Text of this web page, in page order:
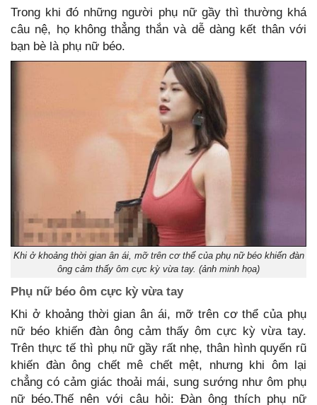
Trong khi đó những người phụ nữ gầy thì thường khá
câu nệ, họ không thẳng thắn và dễ dàng kết thân với
bạn bè là phụ nữ béo.
Khi ở khoảng thời gian ân ái, mỡ trên cơ thể của phụ nữ béo khiến đàn
ông cảm thấy ôm cực kỳ vừa tay. (ảnh minh họa)
Phụ nữ béo ôm cực kỳ vừa tay
Khi ở khoảng thời gian ân ái, mỡ trên cơ thể của phụ
nữ béo khiến đàn ông cảm thấy ôm cực kỳ vừa tay.
Trên thực tế thì phụ nữ gầy rất nhẹ, thân hình quyến rũ
khiến đàn ông chết mê chết mệt, nhưng khi ôm lại
chẳng có cảm giác thoải mái, sung sướng như ôm phụ
nữ béo.Thế nên với câu hỏi: Đàn ông thích phụ nữ